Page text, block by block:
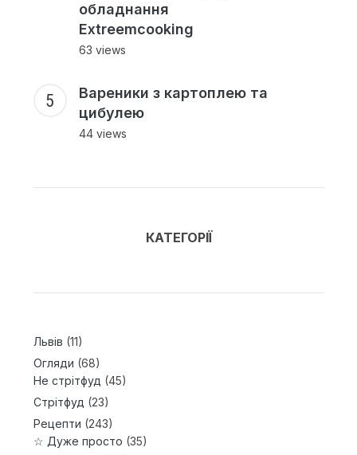
обладнання
Extreemcooking
63 views
Вареники з картоплею та
цибулею
44 views
КАТЕГОРІЇ
Львів (11)
Огляди (68)
Не стрітфуд (45)
Стрітфуд (23)
Рецепти (243)
☆ Дуже просто (35)